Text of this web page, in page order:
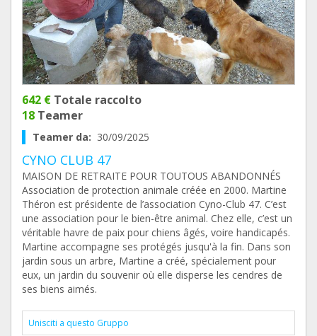
642 € Totale raccolto
18 Teamer
Teamer da: 30/09/2025
CYNO CLUB 47
MAISON DE RETRAITE POUR TOUTOUS ABANDONNÉS
Association de protection animale créée en 2000. Martine
Théron est présidente de l’association Cyno-Club 47. C’est
une association pour le bien-être animal. Chez elle, c’est un
véritable havre de paix pour chiens âgés, voire handicapés.
Martine accompagne ses protégés jusqu'à la fin. Dans son
jardin sous un arbre, Martine a créé, spécialement pour
eux, un jardin du souvenir où elle disperse les cendres de
ses biens aimés.
Unisciti a questo Gruppo